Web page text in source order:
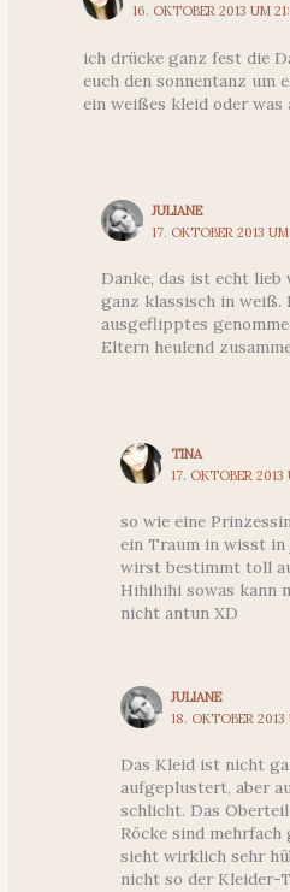
16. OKTOBER 2013 UM
ich drücke ganz fest die
euch den sonnentanz um
ein weißes kleid oder
JULIANE
17. OKTOBER 2013
Danke, das ist echt
ganz klassisch in weiß.
ausgeflipptes
Eltern heulend
TINA
17. OKTOBER
so wie eine
ein Traum in wisst in
wirst bestimmt toll
Hihihihi sowas kann
nicht antun XD
JULIANE
18. OKTOBER 2013
Das Kleid ist nicht
aufgeplustert, aber
schlicht. Das
Röcke sind
sieht wirklich sehr
nicht so der Kleider-